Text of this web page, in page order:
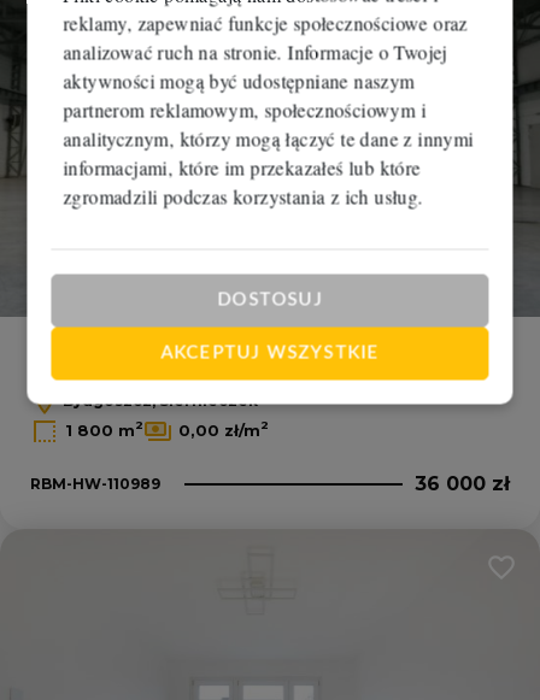
reklamy, zapewniać funkcje społecznościowe oraz
analizować ruch na stronie. Informacje o Twojej
aktywności mogą być udostępniane naszym
partnerom reklamowym, społecznościowym i
analitycznym, którzy mogą łączyć te dane z innymi
informacjami, które im przekazałeś lub które
zgromadzili podczas korzystania z ich usług.
DOSTOSUJ
AKCEPTUJ WSZYSTKIE
Hala na wynajem
Bydgoszcz, Siernieczek
1 800 m2 0,00 zł/m2
RBM-HW-110989 36 000 zł